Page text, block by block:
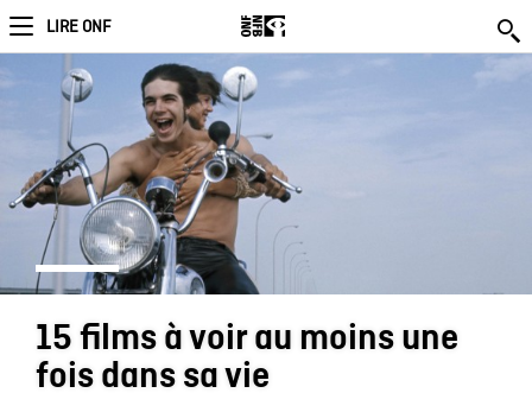
LIRE ONF
15 films à voir au moins une
fois dans sa vie